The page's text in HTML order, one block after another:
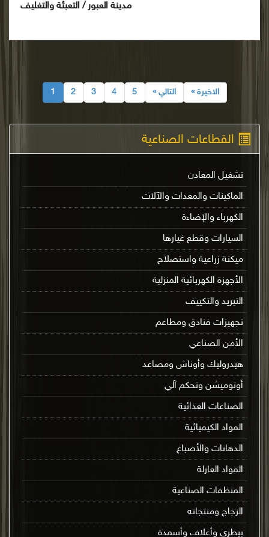
القطاعات الصناعية
تشغيل المعادن
الماكينات والمعدات والآلات
الكهرباء والإضاءة
السيارات وقطع غيارها
ميكنة زراعية واستصلاح
الأجهزة الكهربائية المنزلية
التبريد والتكييف
تجهيزات فنادق ومطاعم
الأمن الصناعي
هيدروليك وأوناش ومصاعد
أوتوميشن وتحكم آلي
الصناعات الغذائية
المواد الكيميائية
الدهانات والأصباغ
المواد العازلة
المنظفات الصناعية
الزجاج ومنتجاته
بيطري وأعلاف وأسمدة
مدينة العبور / التعبئة والتغليف
1 2 3 4 5 التالي » الاخيرة »